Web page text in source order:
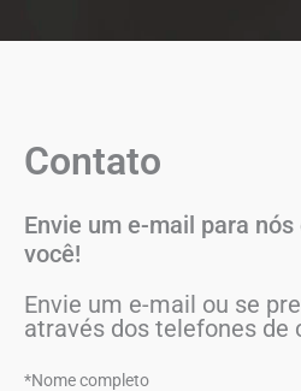
Contato
Envie um e-mail para
você!
Envie um e-mail ou se
através dos telefones de
*Nome completo